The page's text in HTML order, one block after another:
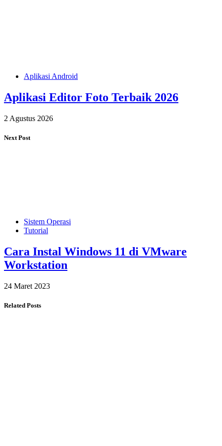
Aplikasi Android
Aplikasi Editor Foto Terbaik 2026
2 Agustus 2026
Next Post
Sistem Operasi
Tutorial
Cara Instal Windows 11 di VMware
Workstation
24 Maret 2023
Related Posts